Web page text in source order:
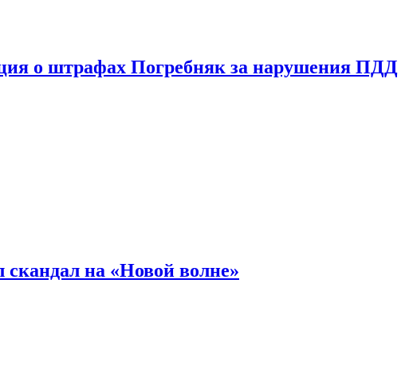
о штрафах Погребняк за нарушения ПДД
скандал на «Новой волне»